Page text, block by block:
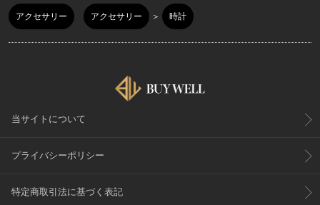
アクセサリー アクセサリー ＞ 時計
当サイトについて
プライバシーポリシー
特定商取引法に基づく表記